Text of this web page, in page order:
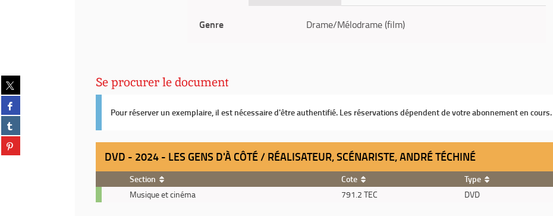
Partager
sur
twitter
(Nouvelle
fenêtre)
Partager
sur
facebook
(Nouvelle
fenêtre)
Partager
sur
tumblr
(Nouvelle
Partager
sur
Genre Drame/Mélodrame (film)
Se procurer le document
Pour réserver un exemplaire, il est nécessaire d'être authentifié. Les réservations dépendent de votre abonnement en cours.
DVD - 2024 - LES GENS D'À CÔTÉ / RÉALISATEUR, SCÉNARISTE, ANDRÉ TÉCHINÉ
-
Section Cote Type
Musique et cinéma
791.2 TEC DVD